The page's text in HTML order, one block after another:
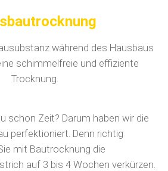
während des Hausbaus
schimmelfreie und effiziente
Trocknung.
schon Zeit? Darum haben wir die
perfektioniert. Denn richtig
mit Bautrocknung die
auf 3 bis 4 Wochen verkürzen.